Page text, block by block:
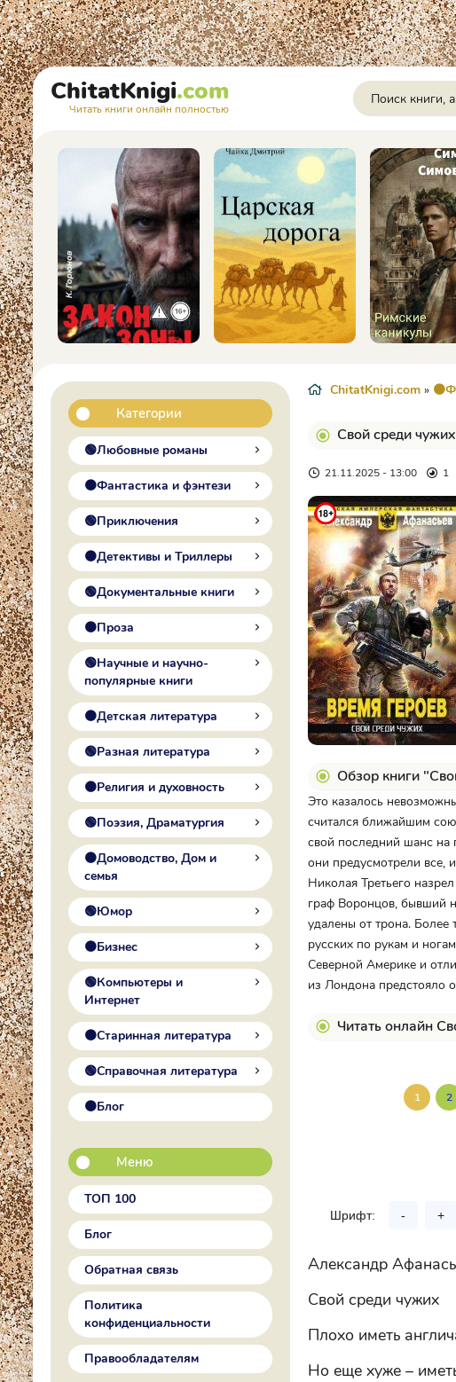
ChitatKnigi.com
Читать книги онлайн полностью
Категории
🟢Любовные романы
🟠Фантастика и фэнтези
🟢Приключения
🟠Детективы и Триллеры
🟢Документальные книги
🟠Проза
🟢Научные и научно-
популярные книги
🟠Детская литература
🟢Разная литература
🟠Религия и духовность
🟢Поэзия, Драматургия
🟠Домоводство, Дом и
семья
🟢Юмор
🟠Бизнес
🟢Компьютеры и
Интернет
🟠Старинная литература
🟢Справочная литература
🟠Блог
Меню
ТОП 100
Блог
Обратная связь
Политика
конфиденциальности
Правообладателям
ChitatKnigi.com »
Свой среди
21.11.2025 - 13:00 1
Обзор книги
Это казалось
считался ближайшим
свой последний шанс на
они предусмотрели все,
Николая Третьего
граф Воронцов, бывший
удалены от трона. Более
русских по рукам и
Северной Америке и
из Лондона предстояло
Читать онлайн
1 2
Шрифт: - +
Александр
Свой среди чужих
Плохо иметь
Но еще хуже –